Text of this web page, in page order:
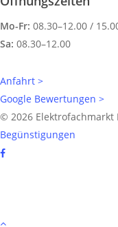
Mo-Fr: 08.30–12.00 /
Sa: 08.30–12.00
Anfahrt >
Google Bewertungen >
© 2026 Elektrofachmarkt
Begünstigungen
facebook